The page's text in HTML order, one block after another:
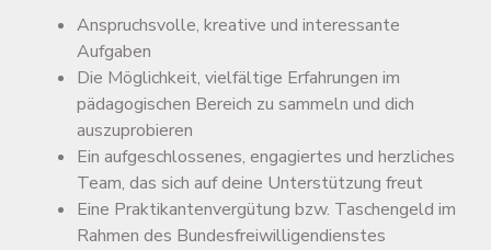
Anspruchsvolle, kreative und interessante
Aufgaben
Die Möglichkeit, vielfältige Erfahrungen im
pädagogischen Bereich zu sammeln und dich
auszuprobieren
Ein aufgeschlossenes, engagiertes und herzliches
Team, das sich auf deine Unterstützung freut
Eine Praktikantenvergütung bzw. Taschengeld im
Rahmen des Bundesfreiwilligendienstes